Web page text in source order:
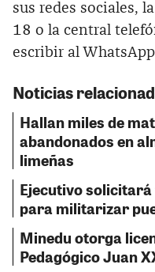
sus redes sociales,
18 o la central
escribir al
Noticias
Hallan miles de
abandonados en
limeñas
Ejecutivo
para militarizar
Minedu otorga
Pedagógico Juan